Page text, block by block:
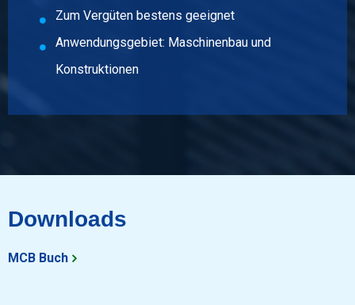
Stück pro KG
Bruttopreis
Stück pro KG
Bruttopreis
Zum Vergüten bestens geeignet
Anwendungsgebiet: Maschinenbau und
Konstruktionen
Downloads
MCB Buch